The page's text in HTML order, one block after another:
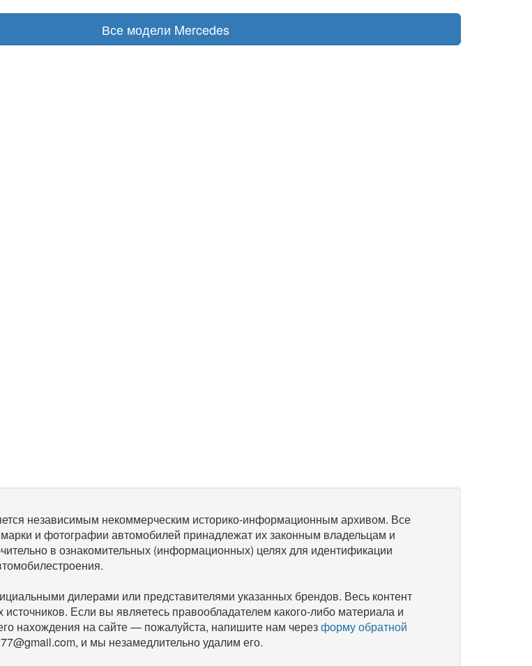
Все модели Mercedes
независимым некоммерческим историко-информационным архивом. Все
и фотографии автомобилей принадлежат их законным владельцам и
в ознакомительных (информационных) целях для идентификации
дилерами или представителями указанных брендов. Весь контент
источников. Если вы являетесь правообладателем какого-либо материала и
нахождения на сайте — пожалуйста, напишите нам черезформу обратной
и мы незамедлительно удалим его.